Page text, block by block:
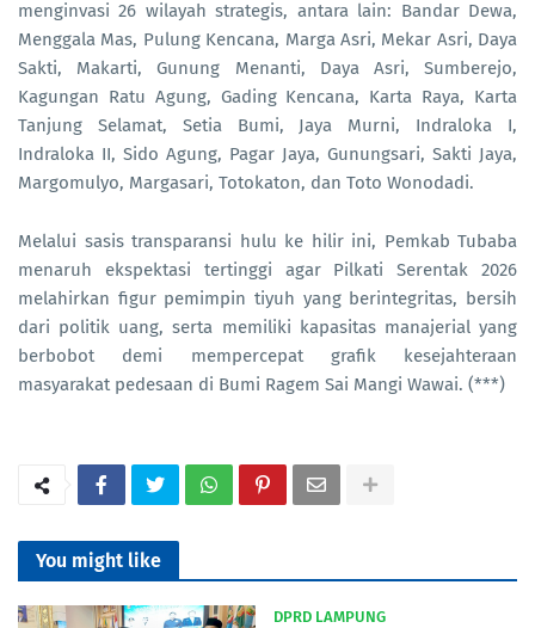
menginvasi 26 wilayah strategis, antara lain: Bandar Dewa,
Menggala Mas, Pulung Kencana, Marga Asri, Mekar Asri, Daya
Sakti, Makarti, Gunung Menanti, Daya Asri, Sumberejo,
Kagungan Ratu Agung, Gading Kencana, Karta Raya, Karta
Tanjung Selamat, Setia Bumi, Jaya Murni, Indraloka I,
Indraloka II, Sido Agung, Pagar Jaya, Gunungsari, Sakti Jaya,
Margomulyo, Margasari, Totokaton, dan Toto Wonodadi.
Melalui sasis transparansi hulu ke hilir ini, Pemkab Tubaba
menaruh ekspektasi tertinggi agar Pilkati Serentak 2026
melahirkan figur pemimpin tiyuh yang berintegritas, bersih
dari politik uang, serta memiliki kapasitas manajerial yang
berbobot demi mempercepat grafik kesejahteraan
masyarakat pedesaan di Bumi Ragem Sai Mangi Wawai. (***)
You might like
DPRD LAMPUNG